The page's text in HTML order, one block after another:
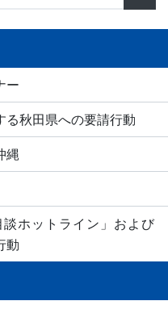
ー
る秋田県への要請行動
縄
ホットライン」および
動